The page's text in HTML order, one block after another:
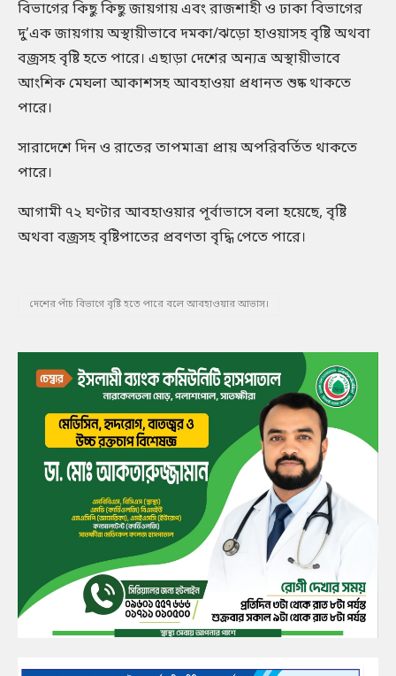
বিভাগের কিছু কিছু জায়গায় এবং রাজশাহী ও ঢাকা বিভাগের
দু’এক জায়গায় অস্থায়ীভাবে দমকা/ঝড়ো হাওয়াসহ বৃষ্টি অথবা
বজ্রসহ বৃষ্টি হতে পারে। এছাড়া দেশের অন্যত্র অস্থায়ীভাবে
আংশিক মেঘলা আকাশসহ আবহাওয়া প্রধানত শুষ্ক থাকতে
পারে।
সারাদেশে দিন ও রাতের তাপমাত্রা প্রায় অপরিবর্তিত থাকতে
পারে।
আগামী ৭২ ঘণ্টার আবহাওয়ার পূর্বাভাসে বলা হয়েছে, বৃষ্টি
অথবা বজ্রসহ বৃষ্টিপাতের প্রবণতা বৃদ্ধি পেতে পারে।
দেশের পাঁচ বিভাগে বৃষ্টি হতে পারে বলে আবহাওয়ার আভাস।